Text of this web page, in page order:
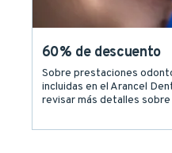
60% de descuento
Sobre prestaciones
incluidas en el Arancel
revisar más detalles sobre